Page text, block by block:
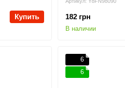
Купить 182 грн
В наличии
6
6